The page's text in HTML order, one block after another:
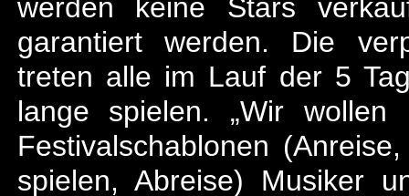
werden keine Stars
garantiert werden. Die
treten alle im Lauf der 5
lange spielen. „Wir wollen
Festivalschablonen
spielen, Abreise) Musiker